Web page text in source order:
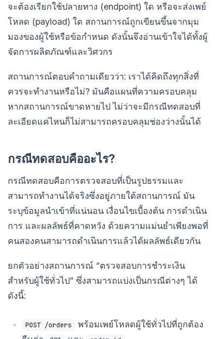
จะต้องเรียกใช้ปลายทาง (endpoint) ใด หรือจะส่งเพย์
โหลด (payload) ใด สถานการณ์ถูกเขียนขึ้นจากมุม
มองของผู้ใช้หรือข้อกำหนด ดังนั้นจึงอ่านเข้าใจได้ทั้งผู้
จัดการผลิตภัณฑ์และวิศวกร
สถานการณ์ตอบคำถามเดียวว่า: เราได้คิดถึงทุกสิ่งที่
ควรจะทำงานหรือไม่? มันคือแผนที่ความครอบคลุม
หากสถานการณ์ขาดหายไป ไม่ว่าจะมีกรณีทดสอบที่
ละเอียดแค่ไหนก็ไม่สามารถครอบคลุมช่องว่างนั้นได้
กรณีทดสอบคืออะไร?
กรณีทดสอบคือการตรวจสอบที่เป็นรูปธรรมและ
สามารถทำงานได้จริงซึ่งอยู่ภายใต้สถานการณ์ มัน
ระบุข้อมูลนำเข้าที่แน่นอน เงื่อนไขเบื้องต้น การดำเนิน
การ และผลลัพธ์ที่คาดหวัง ด้วยความแม่นยำเพียงพอที่
คนสองคนสามารถดำเนินการแล้วได้ผลลัพธ์เดียวกัน
ยกตัวอย่างสถานการณ์ “ตรวจสอบการชำระเงิน
สำหรับผู้ใช้ทั่วไป” ซึ่งสามารถแบ่งเป็นกรณีต่างๆ ได้
ดังนี้:
POST /orders
พร้อมเพย์โหลดผู้ใช้ทั่วไปที่ถูกต้อง